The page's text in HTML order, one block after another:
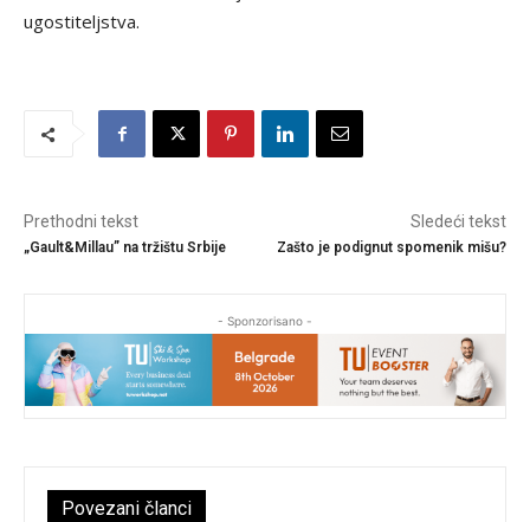
ugostiteljstva.
Prethodni tekst
„Gault&Millau” na tržištu Srbije
Sledeći tekst
Zašto je podignut spomenik mišu?
- Sponzorisano -
Povezani članci